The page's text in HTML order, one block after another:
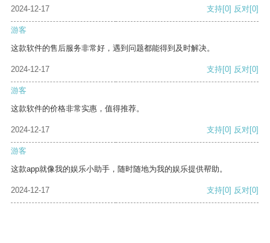
2024-12-17
支持[0] 反对[0]
游客
这款软件的售后服务非常好，遇到问题都能得到及时解决。
2024-12-17 支持[0] 反对[0]
游客
这款软件的价格非常实惠，值得推荐。
2024-12-17 支持[0] 反对[0]
游客
这款app就像我的娱乐小助手，随时随地为我的娱乐提供帮助。
2024-12-17 支持[0] 反对[0]